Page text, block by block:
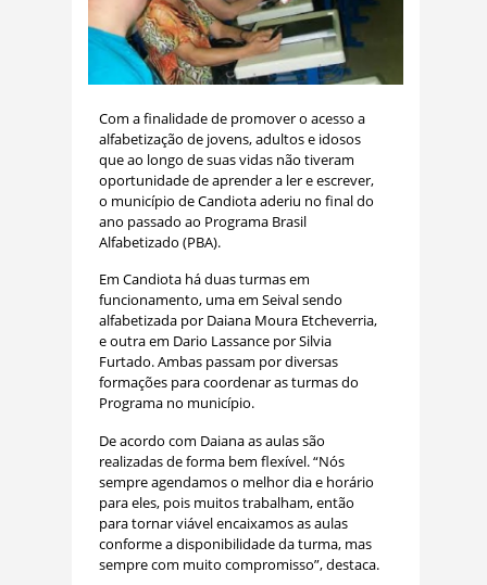
Com a finalidade de promover o acesso a
alfabetização de jovens, adultos e idosos
que ao longo de suas vidas não tiveram
oportunidade de aprender a ler e escrever,
o município de Candiota aderiu no final do
ano passado ao Programa Brasil
Alfabetizado (PBA).
Em Candiota há duas turmas em
funcionamento, uma em Seival sendo
alfabetizada por Daiana Moura Etcheverria,
e outra em Dario Lassance por Silvia
Furtado. Ambas passam por diversas
formações para coordenar as turmas do
Programa no município.
De acordo com Daiana as aulas são
realizadas de forma bem flexível. “Nós
sempre agendamos o melhor dia e horário
para eles, pois muitos trabalham, então
para tornar viável encaixamos as aulas
conforme a disponibilidade da turma, mas
sempre com muito compromisso”, destaca.